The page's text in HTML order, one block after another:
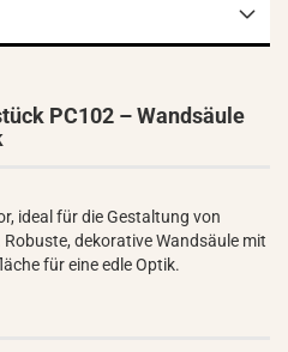
PC102 – Wandsäule
ideal für die Gestaltung von
dekorative Wandsäule mit
für eine edle Optik.